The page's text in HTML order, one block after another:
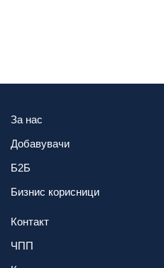
За нас
Добавувачи
Б2Б
Бизнис корисници
Контакт
ЧПП